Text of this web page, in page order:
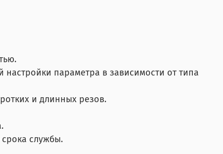
параметра в зависимости от типа
и длинных резов.
службы.